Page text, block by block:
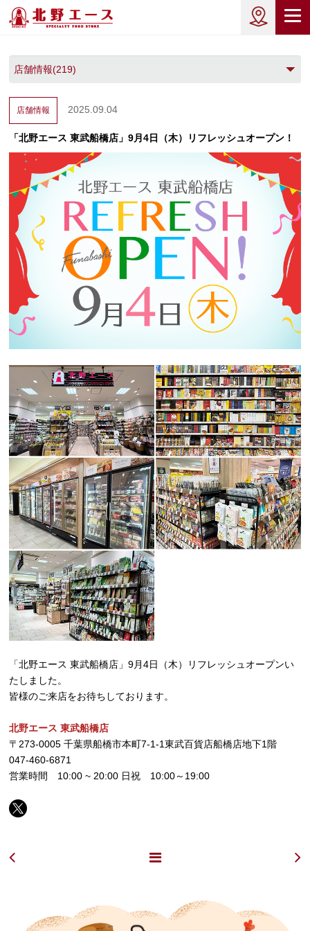
店舗情報 2025.09.04
「北野エース 東武船橋店」9月4日（木）リフレッシュオープン！
「北野エース 東武船橋店」9月4日（木）リフレッシュオープンい
たしました。
皆様のご来店をお待ちしております。
北野エース 東武船橋店
〒273-0005 千葉県船橋市本町7-1-1東武百貨店船橋店地下1階
047-460-6871
営業時間 10:00 ~ 20:00 日祝 10:00～19:00